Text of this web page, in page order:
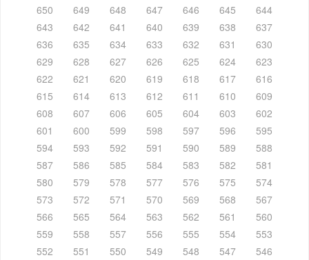
650
649 648 647 646 645
644
643
642 641 640 639 638
637
636
635 634 633 632 631
630
629
628 627 626 625 624
623
622
621 620 619 618 617
616
615
614 613 612 611 610
609
608
607 606 605 604 603
602
601
600 599 598 597 596
595
594
593 592 591 590 589
588
587
586 585 584 583 582
581
580
579 578 577 576 575
574
573
572 571 570 569 568
567
566
565 564 563 562 561
560
559
558 557 556 555 554
553
552
551 550 549 548 547
546